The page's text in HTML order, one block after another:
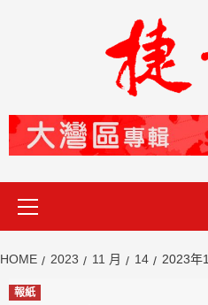
HOME 2023 11 月 14 2023年
報紙